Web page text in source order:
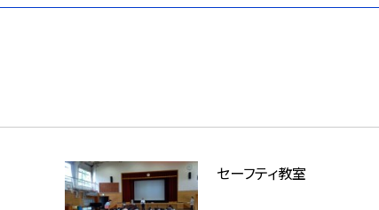
セーフティ教室